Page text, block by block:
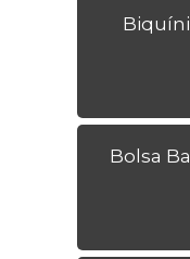
Biquíni
Bolsa